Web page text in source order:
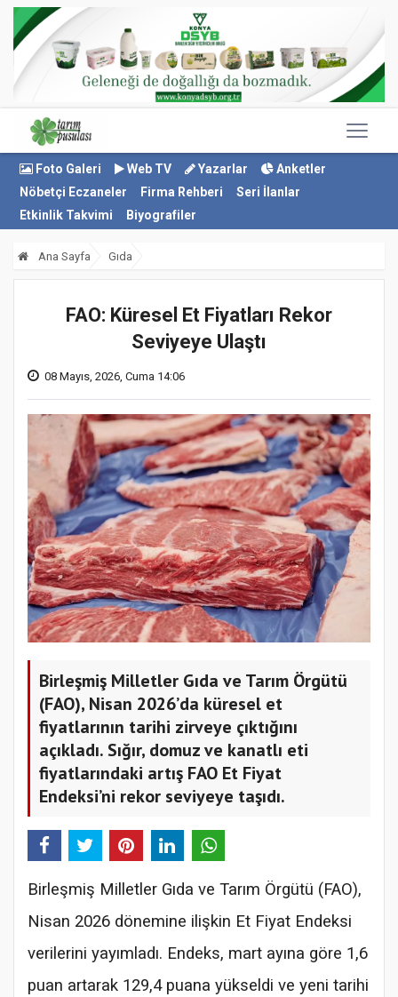
Foto Galeri Web TV Yazarlar
Anketler
Nöbetçi Eczaneler
Firma Rehberi
Seri İlanlar
Etkinlik Takvimi
Biyografiler
Ana Sayfa Gıda
FAO: Küresel Et Fiyatları Rekor
Seviyeye Ulaştı
08 Mayıs, 2026, Cuma 14:06
Birleşmiş Milletler Gıda ve Tarım Örgütü
(FAO), Nisan 2026’da küresel et
fiyatlarının tarihi zirveye çıktığını
açıkladı. Sığır, domuz ve kanatlı eti
fiyatlarındaki artış FAO Et Fiyat
Endeksi’ni rekor seviyeye taşıdı.
Birleşmiş Milletler Gıda ve Tarım Örgütü (FAO),
Nisan 2026 dönemine ilişkin Et Fiyat Endeksi
verilerini yayımladı. Endeks, mart ayına göre 1,6
puan artarak 129,4 puana yükseldi ve yeni tarihi